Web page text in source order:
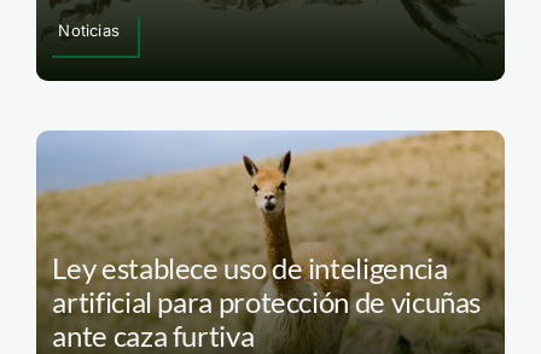
Noticias
Ley establece uso de inteligencia
artificial para protección de vicuñas
ante caza furtiva